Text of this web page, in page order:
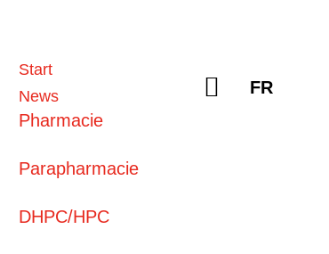
FR
Valider
Start
News
Pharmacie
Parapharmacie
DHPC/HPC